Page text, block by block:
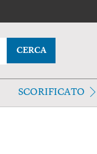
CERCA
SCORIFICATO